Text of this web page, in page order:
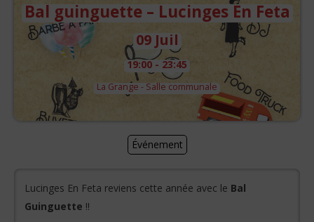
Bal guinguette – Lucinges En Feta
09 Juil
19:00 - 23:45
La Grange - Salle communale
Événement
Lucinges En Feta reviens cette année avec le Bal
Guinguette !!